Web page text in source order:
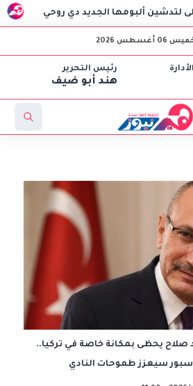
السفير الجديد دي روحي
06 أغسطس 2026
رئيس التحرير
هند أبو ضيف
صلاح يحظى بمكانة خاصة في تركيا..
سيعزز طموحات النادي